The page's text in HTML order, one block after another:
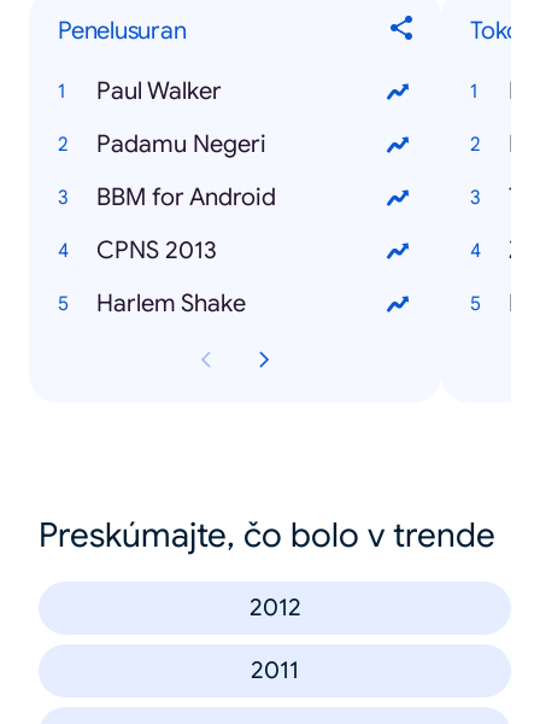
Penelusuran
Paul Walker
Padamu Negeri
BBM for Android
CPNS 2013
Harlem Shake
Tokoh
Preskúmajte, čo bolo v trende
2012
2011